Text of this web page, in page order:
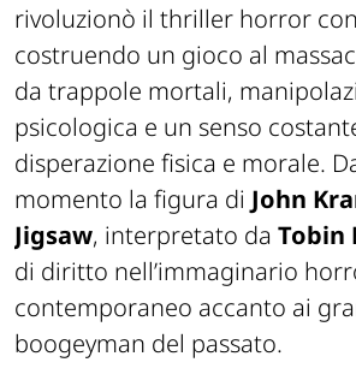
rivoluzionò il thriller horror
costruendo un gioco al
da trappole mortali,
psicologica e un senso
disperazione fisica e morale.
momento la figura di John
Jigsaw, interpretato da Tobin
di diritto nell’immaginario
contemporaneo accanto ai
boogeyman del passato.